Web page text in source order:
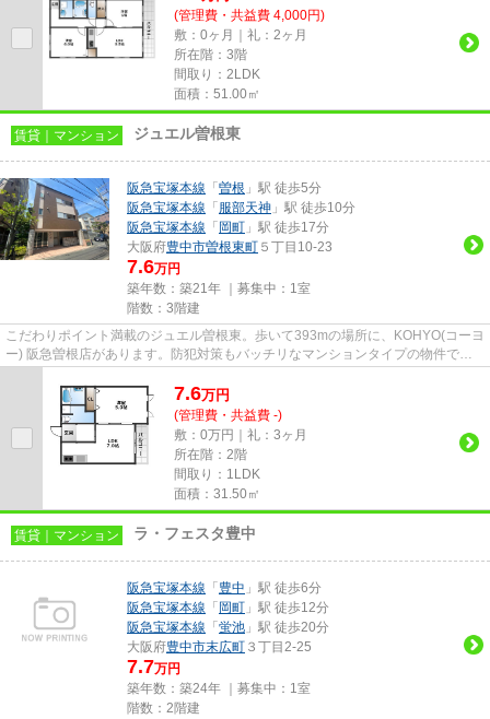
(管理費・共益費 4,000円)
敷：0ヶ月｜礼：2ヶ月
所在階：3階
間取り：2LDK
面積：51.00㎡
賃貸｜マンション ジュエル曽根東
阪急宝塚本線 「 曽根 」駅 徒歩5分
阪急宝塚本線 「 服部天神 」駅 徒歩10分
阪急宝塚本線 「 岡町 」駅 徒歩17分
大阪府豊中市曽根東町 ５丁目10-23
7.6万円
築年数：築21年 ｜募集中： 1室
階数：3階建
こだわりポイント満載のジュエル曽根東。歩いて393mの場所に、KOHYO(コーヨ
ー) 阪急曽根店があります。防犯対策もバッチリなマンションタイプの物件で
7.6万円
(管理費・共益費 -)
敷：0万円｜礼：3ヶ月
所在階：2階
間取り：1LDK
面積：31.50㎡
賃貸｜マンション ラ・フェスタ豊中
阪急宝塚本線 「 豊中 」駅 徒歩6分
阪急宝塚本線 「 岡町 」駅 徒歩12分
阪急宝塚本線 「 蛍池 」駅 徒歩20分
大阪府豊中市末広町 ３丁目2-25
7.7万円
築年数：築24年 ｜募集中： 1室
階数：2階建